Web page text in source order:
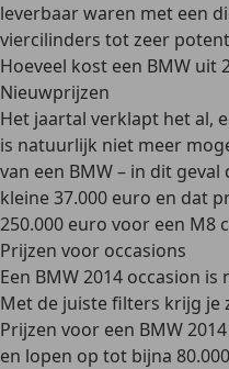
leverbaar waren met een
viercilinders tot zeer
Hoeveel kost een BMW uit
Nieuwprijzen
Het jaartal verklapt het al,
is natuurlijk niet meer
van een BMW – in dit
kleine 37.000 euro en dat
250.000 euro voor een M8
Prijzen voor occasions
Een BMW 2014 occasion
Met de juiste filters krijg je
Prijzen voor een BMW
en lopen op tot bijna